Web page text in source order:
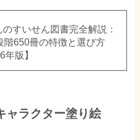
のすいせん図書完全解説：
階650冊の特徴と選び方
年版】
ャラクター塗り絵